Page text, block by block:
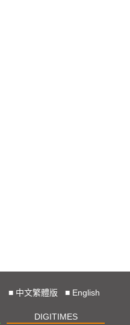
■ 中文繁體版 ■ English
DIGITIMES